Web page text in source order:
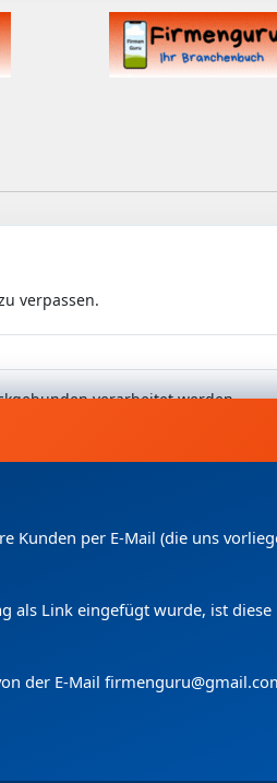
verpassen.
verarbeitet werden.
Ltd | alle Rechte
per E-Mail (die uns
als Link eingefügt wurde, ist
der E-Mail